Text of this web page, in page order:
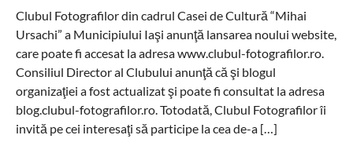
Clubul Fotografilor din cadrul Casei de Cultură “Mihai
Ursachi” a Municipiului Iaşi anunţă lansarea noului website,
care poate fi accesat la adresa www.clubul-fotografilor.ro.
Consiliul Director al Clubului anunţă că şi blogul
organizaţiei a fost actualizat şi poate fi consultat la adresa
blog.clubul-fotografilor.ro. Totodată, Clubul Fotografilor îi
invită pe cei interesaţi să participe la cea de-a […]